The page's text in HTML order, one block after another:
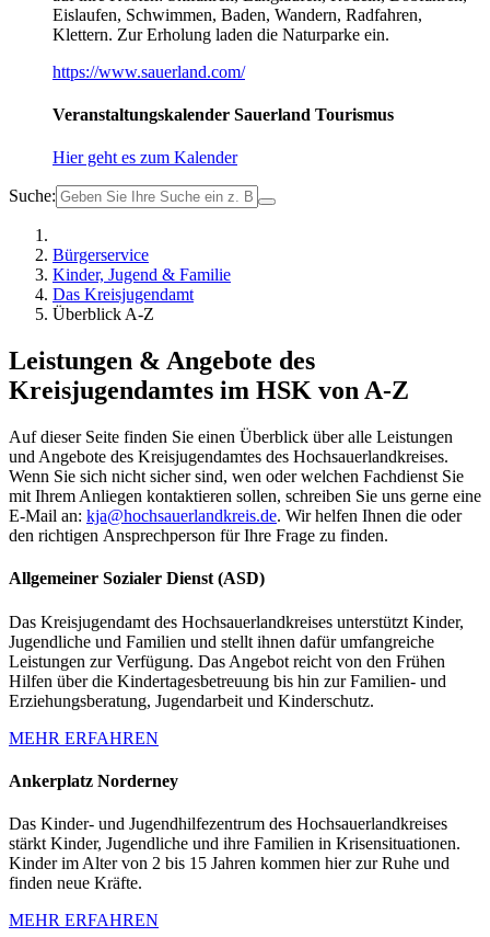
Eislaufen, Schwimmen, Baden, Wandern, Radfahren,
Klettern. Zur Erholung laden die Naturparke ein.
https://www.sauerland.com/
Veranstaltungskalender Sauerland Tourismus
Hier geht es zum Kalender
Suche:
Bürgerservice
Kinder, Jugend & Familie
Das Kreisjugendamt
Überblick A-Z
Leistungen & Angebote des
Kreisjugendamtes im HSK von A-Z
Auf dieser Seite finden Sie einen Überblick über alle Leistungen
und Angebote des Kreisjugendamtes des Hochsauerlandkreises.
Wenn Sie sich nicht sicher sind, wen oder welchen Fachdienst Sie
mit Ihrem Anliegen kontaktieren sollen, schreiben Sie uns gerne eine
E-Mail an: kja@hochsauerlandkreis.de. Wir helfen Ihnen die oder
den richtigen Ansprechperson für Ihre Frage zu finden.
Allgemeiner Sozialer Dienst (ASD)
Das Kreisjugendamt des Hochsauerlandkreises unterstützt Kinder,
Jugendliche und Familien und stellt ihnen dafür umfangreiche
Leistungen zur Verfügung. Das Angebot reicht von den Frühen
Hilfen über die Kindertagesbetreuung bis hin zur Familien- und
Erziehungsberatung, Jugendarbeit und Kinderschutz.
MEHR ERFAHREN
Ankerplatz Norderney
Das Kinder- und Jugendhilfezentrum des Hochsauerlandkreises
stärkt Kinder, Jugendliche und ihre Familien in Krisensituationen.
Kinder im Alter von 2 bis 15 Jahren kommen hier zur Ruhe und
finden neue Kräfte.
MEHR ERFAHREN